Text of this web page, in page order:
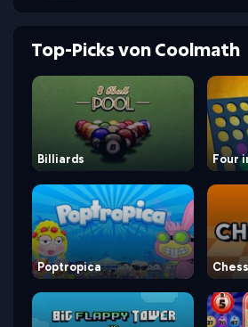
Top-Picks von Coolmath
Billiards Four
Poptropica Chess